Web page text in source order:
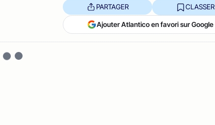
PARTAGER CLASSER
Ajouter Atlantico en favori sur Google